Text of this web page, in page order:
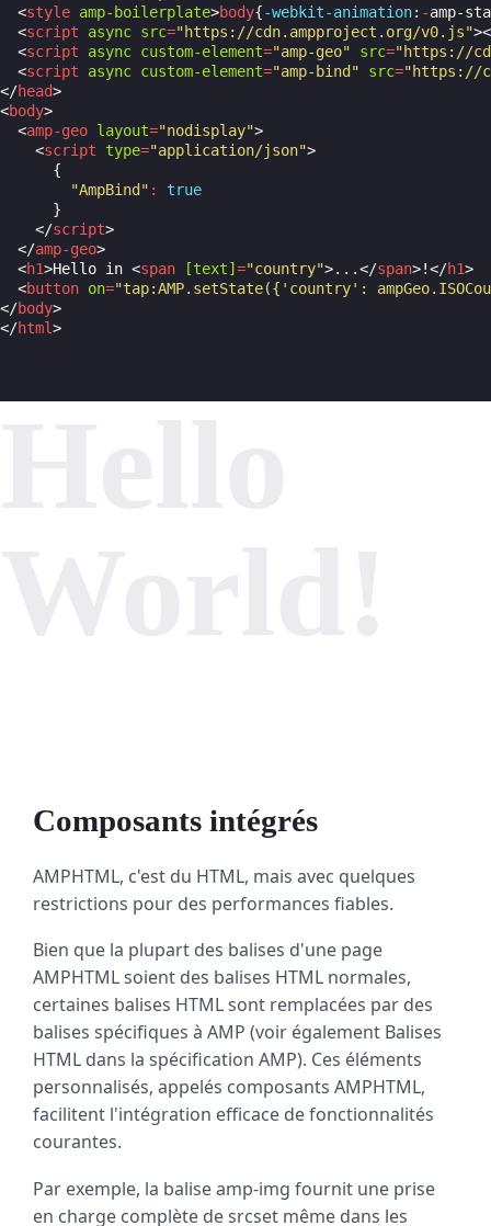
<style amp-boilerplate>body{-webkit-animation: -amp-
<script async src="https://cdn.ampproject.org/v0.js"
<script async custom-element="amp-geo" src="https://
<script async custom-element="amp-bind" src="https://
</head>
<body>
<amp-geo layout="nodisplay">
<script type="application/json">
{
"AmpBind" :
true
}
</script>
</amp-geo>
<h1>Hello in <span [text] ="country">...</span>!</h1>
<button on="tap:AMP.setState({'country':
</body>
</html>
Composants intégrés
AMPHTML, c'est du HTML, mais avec quelques
restrictions pour des performances fiables.
Bien que la plupart des balises d'une page
AMPHTML soient des balises HTML normales,
certaines balises HTML sont remplacées par des
balises spécifiques à AMP (voir également Balises
HTML dans la spécification AMP). Ces éléments
personnalisés, appelés composants AMPHTML,
facilitent l'intégration efficace de fonctionnalités
courantes.
Par exemple, la balise amp-img fournit une prise
en charge complète de srcset même dans les